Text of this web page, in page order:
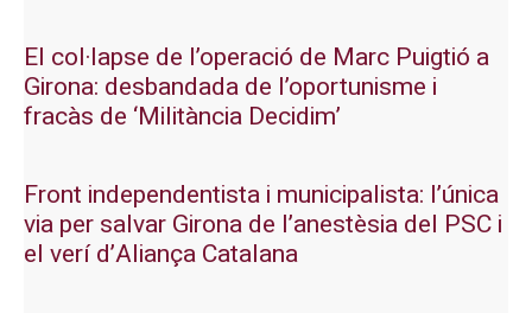
El col·lapse de l’operació de Marc Puigtió a
Girona: desbandada de l’oportunisme i
fracàs de ‘Militància Decidim’
Front independentista i municipalista: l’única
via per salvar Girona de l’anestèsia del PSC i
el verí d’Aliança Catalana